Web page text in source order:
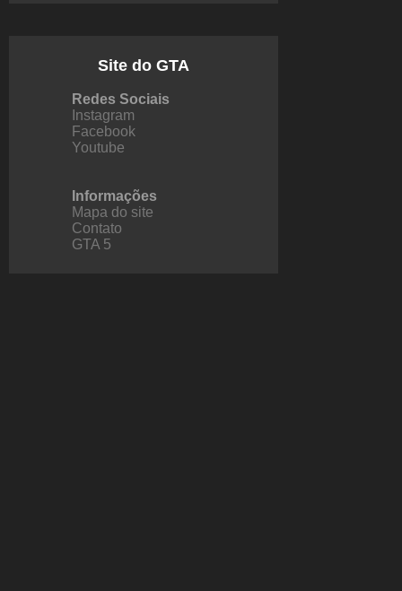
Site do GTA
Redes Sociais
Instagram
Facebook
Youtube
Informações
Mapa do site
Contato
GTA 5